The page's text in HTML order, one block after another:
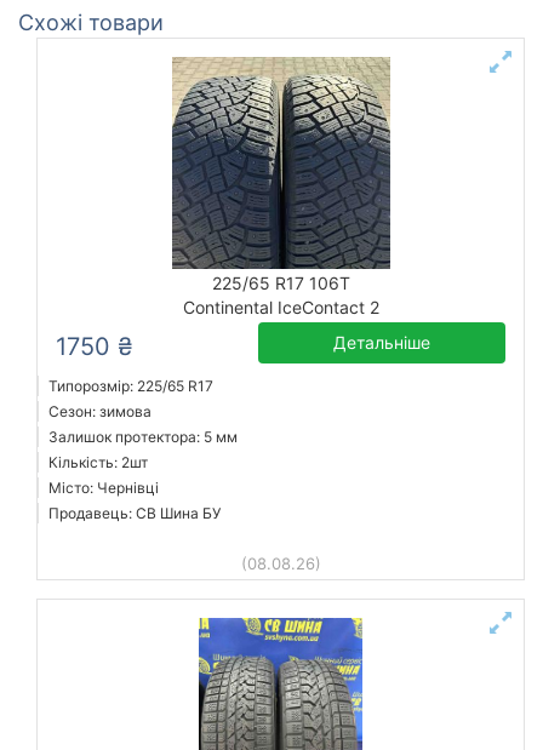
Схожі товари
225/65 R17 106T
Continental IceContact 2
1750 ₴ Детальніше
Типорозмір: 225/65 R17
Сезон: зимова
Залишок протектора: 5 мм
Кількість: 2шт
Місто: Чернівці
Продавець: СВ Шина БУ
(08.08.26)